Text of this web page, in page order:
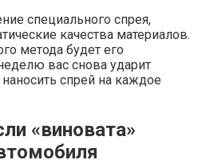
специального спрея,
качества материалов.
метода будет его
вас снова ударит
спрей на каждое
«виновата»